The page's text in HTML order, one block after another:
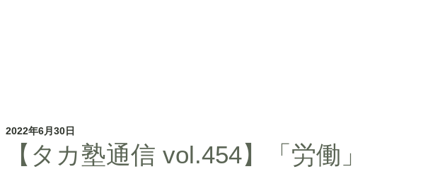
【タカ塾通信 vol.454】「労働」
2022年6月30日